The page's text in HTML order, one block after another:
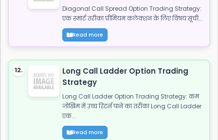
Diagonal Call Spread Option Trading Strategy:
एक स्मार्ट तरीका प्रीमियम कलेक्शन के लिए विषय सूची...
Read more
12.
Long Call Ladder Option Trading
Strategy
Long Call Ladder Option Trading Strategy: कम
जोखिम में उच्च रिटर्न पाने का तरीका Long Call Ladder
एक...
Read more